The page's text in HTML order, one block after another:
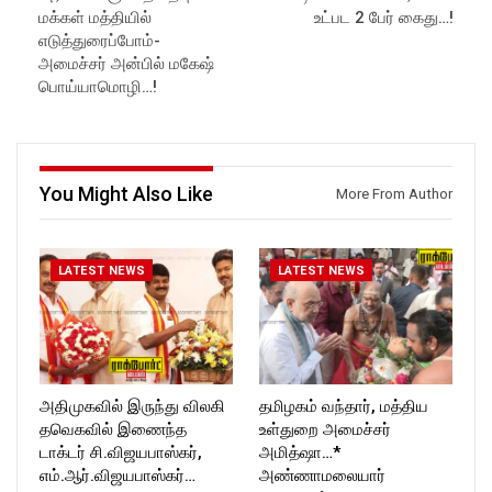
https://www.youtube.com/@r
ockforttimes
Like us on:
https://www.facebook.com/R
ockforttimes
Follow us on:
https://twitter.com/ROCKFOR
T_TIMESC
ockforttimes
மக்கள் மத்தியில்
எடுத்துரைப்போம்-
அமைச்சர் அன்பில் மகேஷ்
பொய்யாமொழி…!
உட்பட 2 பேர் கைது…!
You Might Also Like More From Author
LATEST NEWS
அதிமுகவில் இருந்து விலகி
தவெகவில் இணைந்த
டாக்டர் சி.விஜயபாஸ்கர்,
எம்.ஆர்.விஜயபாஸ்கர்…
LATEST NEWS
தமிழகம் வந்தார், மத்திய
உள்துறை அமைச்சர்
அமித்ஷா…*
அண்ணாமலையார்